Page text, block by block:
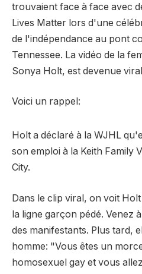
trouvaient face à face avec
Lives Matter lors d'une
de l'indépendance au pont
Tennessee. La vidéo de la
Sonya Holt, est devenue
Voici un rappel:
Holt a déclaré à la WJHL
son emploi à la Keith Family
City.
Dans le clip viral, on voit
la ligne garçon pédé. Venez
des manifestants. Plus tard,
homme: "Vous êtes un
homosexuel gay et vous